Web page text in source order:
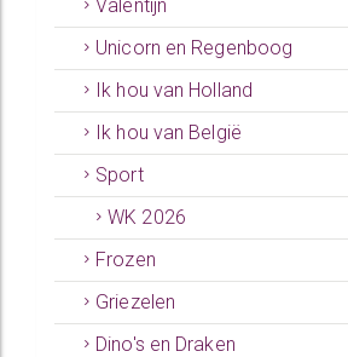
Valentijn
Unicorn en Regenboog
Ik hou van Holland
Ik hou van België
Sport
WK 2026
Frozen
Griezelen
Dino's en Draken